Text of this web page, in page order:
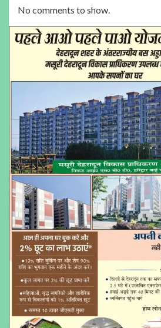
No comments to show.